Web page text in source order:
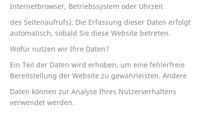
Internetbrowser, Betriebssystem oder Uhrzeit
des Seitenaufrufs). Die Erfassung dieser Daten erfolgt
automatisch, sobald Sie diese Website betreten.
Wofür nutzen wir Ihre Daten?
Ein Teil der Daten wird erhoben, um eine fehlerfreie
Bereitstellung der Website zu gewährleisten. Andere
Daten können zur Analyse Ihres Nutzerverhaltens
verwendet werden.